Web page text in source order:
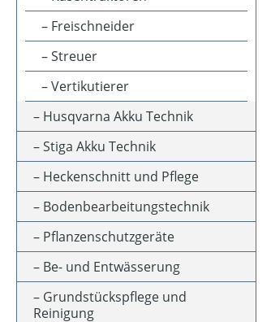
MESSERANZAHL
MOTORLEISTUNG (IN PS)
MOTORLEISTUNG (IN KW)
MOTORTYP (HERSTELLERBEZEICHNUNG)
SCHALLDRUCKPEGEL AM OHR (IN DB(A))
Freischneider
Streuer
Vertikutierer
Husqvarna Akku Technik
Stiga Akku Technik
Heckenschnitt und Pflege
Bodenbearbeitungstechnik
Pflanzenschutzgeräte
Be- und Entwässerung
Grundstückspflege und
Reinigung